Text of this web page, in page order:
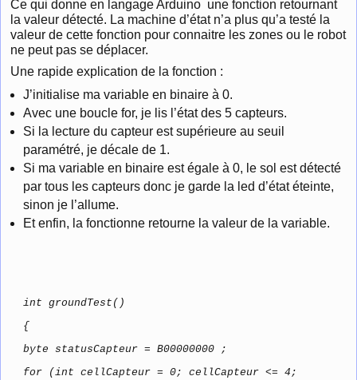
Ce qui donne en langage Arduino une fonction retournant
la valeur détecté. La machine d’état n’a plus qu’a testé la
valeur de cette fonction pour connaitre les zones ou le robot
ne peut pas se déplacer.
Une rapide explication de la fonction :
J’initialise ma variable en binaire à 0.
Avec une boucle for, je lis l’état des 5 capteurs.
Si la lecture du capteur est supérieure au seuil
paramétré, je décale de 1.
Si ma variable en binaire est égale à 0, le sol est détecté
par tous les capteurs donc je garde la led d’état éteinte,
sinon je l’allume.
Et enfin, la fonctionne retourne la valeur de la variable.
int groundTest()
{
byte statusCapteur = B00000000 ;
for (int cellCapteur = 0; cellCapteur <= 4;